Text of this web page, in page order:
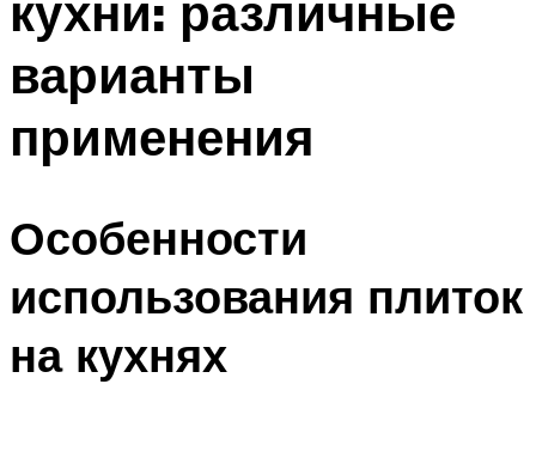
варианты
применения
Особенности
использования плиток
на кухнях